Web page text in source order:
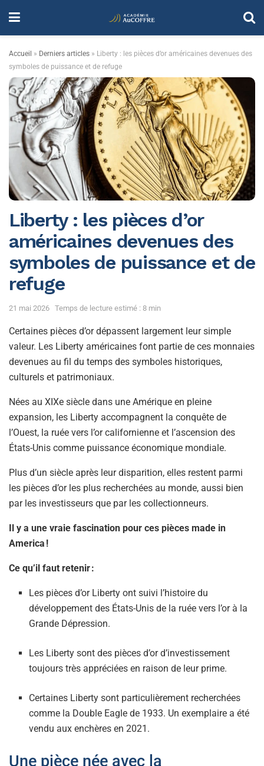
Accueil » Derniers articles » Liberty : les pièces d’or américaines devenues des
symboles de puissance et de refuge
Liberty : les pièces d’or
américaines devenues des
symboles de puissance et de
refuge
21 mai 2026 Temps de lecture estimé : 8 min
Certaines pièces d’or dépassent largement leur simple
valeur. Les Liberty américaines font partie de ces monnaies
devenues au fil du temps des symboles historiques,
culturels et patrimoniaux.
Nées au XIXe siècle dans une Amérique en pleine
expansion, les Liberty accompagnent la conquête de
l’Ouest, la ruée vers l’or californienne et l’ascension des
États-Unis comme puissance économique mondiale.
Plus d’un siècle après leur disparition, elles restent parmi
les pièces d’or les plus recherchées au monde, aussi bien
par les investisseurs que par les collectionneurs.
Il y a une vraie fascination pour ces pièces made in
America !
Ce qu’il faut retenir :
Les pièces d’or Liberty ont suivi l’histoire du
développement des États-Unis de la ruée vers l’or à la
Grande Dépression.
Les Liberty sont des pièces d’or d’investissement
toujours très appréciées en raison de leur prime.
Certaines Liberty sont particulièrement recherchées
comme la Double Eagle de 1933. Un exemplaire a été
vendu aux enchères en 2021.
Une pièce née avec la